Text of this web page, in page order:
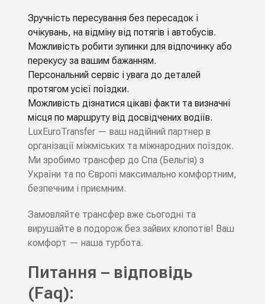
Зручність пересування без пересадок і
очікувань, на відміну від потягів і автобусів.
Можливість робити зупинки для відпочинку або
перекусу за вашим бажанням.
Персональний сервіс і увага до деталей
протягом усієї поїздки.
Можливість дізнатися цікаві факти та визначні
місця по маршруту від досвідчених водіїв.
LuxEuroTransfer — ваш надійний партнер в
організації міжміських та міжнародних поїздок.
Ми зробимо трансфер до Спа (Бельгія) з
України та по Європі максимально комфортним,
безпечним і приємним.
Замовляйте трансфер вже сьогодні та
вирушайте в подорож без зайвих клопотів! Ваш
комфорт — наша турбота.
Питання – відповідь
(Faq):